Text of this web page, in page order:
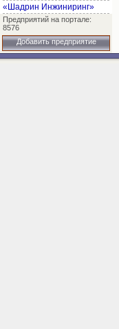
«Шадрин Инжиниринг»
Предприятий на портале:
8576
Добавить предприятие